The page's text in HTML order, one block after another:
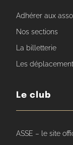
Adhérer aux
Nos sections
La billetterie
Les
Le club
ASSE – le site